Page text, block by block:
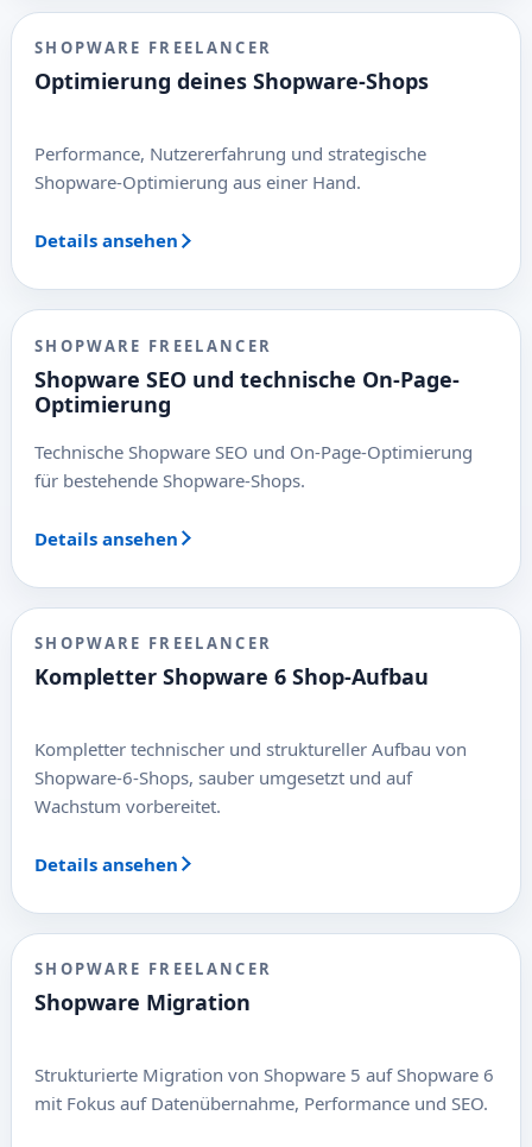
SHOPWARE FREELANCER
Optimierung deines Shopware-Shops
Performance, Nutzererfahrung und strategische
Shopware-Optimierung aus einer Hand.
Details ansehen
SHOPWARE FREELANCER
Shopware SEO und technische On-Page-
Optimierung
Technische Shopware SEO und On-Page-Optimierung
für bestehende Shopware-Shops.
Details ansehen
SHOPWARE FREELANCER
Kompletter Shopware 6 Shop-Aufbau
Kompletter technischer und struktureller Aufbau von
Shopware-6-Shops, sauber umgesetzt und auf
Wachstum vorbereitet.
Details ansehen
SHOPWARE FREELANCER
Shopware Migration
Strukturierte Migration von Shopware 5 auf Shopware 6
mit Fokus auf Datenübernahme, Performance und SEO.